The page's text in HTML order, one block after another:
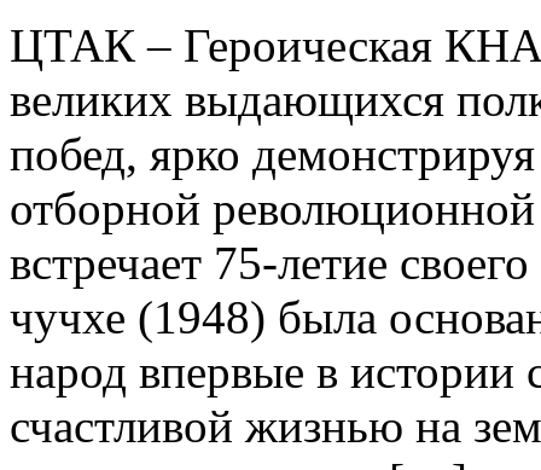
ЦТАК – Героическая
великих выдающихся
побед, ярко
отборной
встречает 75-летие
чучхе (1948) была
народ впервые в истории
счастливой жизнью на